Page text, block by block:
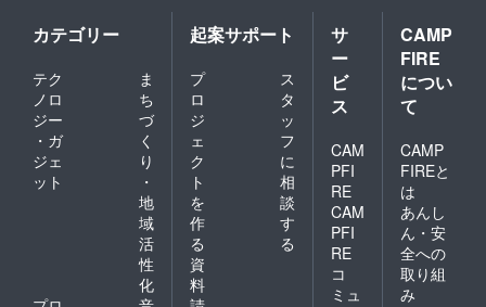
致しま
品名は
ビール
の内容
と不一
致とな
ようお
打合せ
の上決
定と致
します
※出荷は
醸造開
始後、
出荷で
カテゴリー
テク
ノロ
ジー
・ガ
ジェ
ット
ま
ち
づ
く
り
・
地
域
活
性
化
起案サポート
プ
ロ
ジ
ェ
ク
ト
を
作
る
ス
タ
ッ
フ
に
相
談
す
る
資
料
サ
ー
ビ
ス
CAM
PFI
RE
CAM
PFI
RE
コ
ミュ
CAMP
FIRE
につい
て
CAMP
FIREと
は
あんし
ん・安
全への
取り組
み